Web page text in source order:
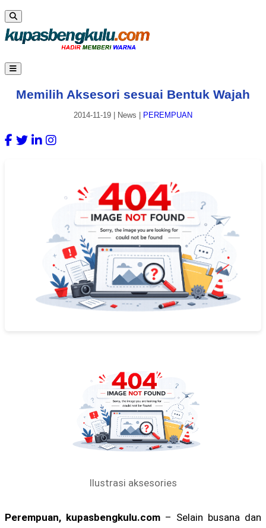
Memilih Aksesori sesuai Bentuk Wajah
2014-11-19 News PEREMPUAN
Ilustrasi aksesories
Perempuan, kupasbengkulu.com – Selain busana dan